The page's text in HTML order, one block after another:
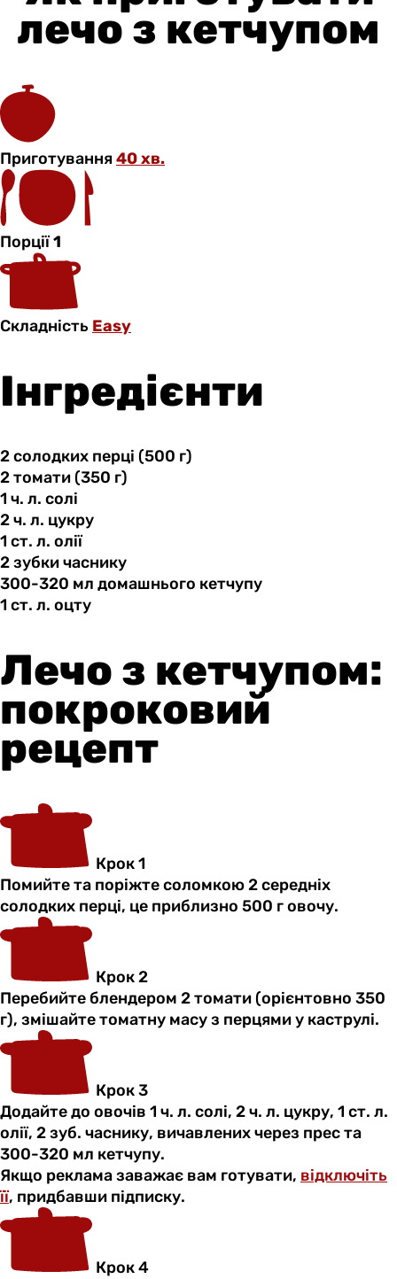
лечо з кетчупом
Приготування40 хв.
Порції1
Складність Easy
Інгредієнти
2 солодких перці (500 г)
2 томати(350 г)
1 ч. л. солі
2 ч. л. цукру
1 ст. л. олії
2 зубкичаснику
300-320 мл домашнього кетчупу
1 ст. л. оцту
Лечо з кетчупом:
покроковий
рецепт
Крок 1
Помийте та поріжте соломкою 2 середніх
солодких перці, це приблизно 500 г овочу.
Крок 2
Перебийте блендером 2 томати (орієнтовно 350
г), змішайте томатну масу з перцями у каструлі.
Крок 3
Додайте до овочів 1 ч. л. солі, 2 ч. л. цукру, 1 ст. л.
олії, 2 зуб. часнику, вичавлених через прес та
300-320 мл кетчупу.
Якщо реклама заважає вам готувати, відключіть
її, придбавши підписку.
Крок 4